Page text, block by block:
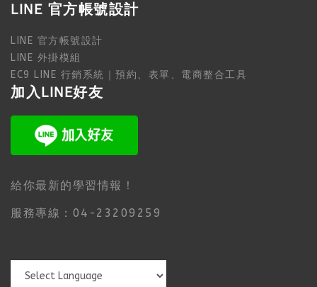
LINE 官方帳號設計
LINE 官方帳號設計
LINE 外掛模組
EC9 LINE 行銷系統｜預約、表單、電商整合工具
加入LINE好友
給你最新的學習情報！
服務專線：04-23209259